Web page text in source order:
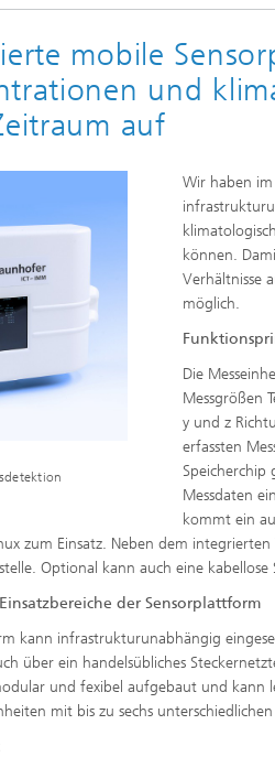
mobile
und
auf
Wir haben
können.
Verhältnisse
möglich.
Die
Messgrößen
y und z
erfassten
Speicherchip
Messdaten
kommt ein
zum Einsatz. Neben dem
Optional kann auch eine
der Sensorplattform
kann infrastrukturunabhängig
über ein handelsübliches
und fexibel aufgebaut und kann
mit bis zu sechs